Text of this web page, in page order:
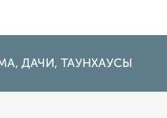
ДАЧИ, ТАУНХАУСЫ